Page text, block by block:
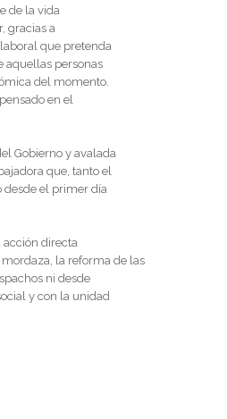
de la vida
gracias a
que pretenda
aquellas personas
del momento.
en el
Gobierno y avalada
que, tanto el
desde el primer día
acción directa
la reforma de las
ni desde
y con la unidad